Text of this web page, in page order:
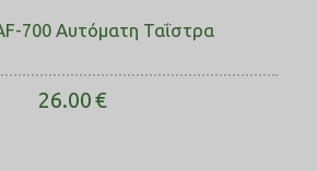
700 Αυτόματη Ταΐστρα
26.00€